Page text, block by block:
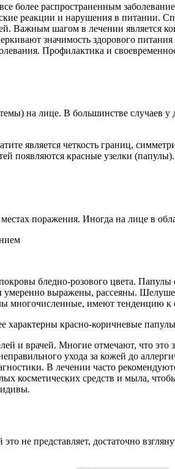
более распространенным
реакции и нарушения в питании.
Важным шагом в лечении является
значимость здорового
Профилактика и
на лице. В большинстве случаев у
является четкость границ,
появляются красные узелки
поражения. Иногда на лице в
бледно-розового цвета.
умеренно выражены, рассеяны.
многочисленные, имеют тенденцию
характерны красно-коричневые
и врачей. Многие отмечают, что
ухода за кожей до
В лечении часто
косметических средств и мыла,
не представляет, достаточно